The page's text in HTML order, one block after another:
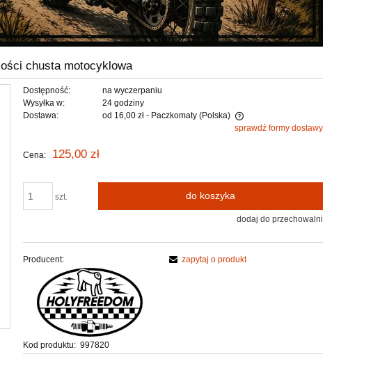
chusta motocyklowa
Dostępność:
na wyczerpaniu
Wysyłka w:
24 godziny
Dostawa:
od 16,00 zł - Paczkomaty (Polska)
płatności
sprawdź formy dostawy
Cena: 125,00 zł
szt. do koszyka
dodaj do przechowalni
Producent:
Kod produktu: 997820
zapytaj o produkt